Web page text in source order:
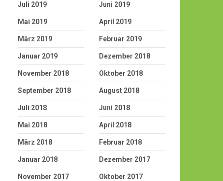
Juli 2019 Juni 2019
Mai 2019 April 2019
März 2019 Februar 2019
Januar 2019 Dezember 2018
November 2018 Oktober 2018
September 2018 August 2018
Juli 2018 Juni 2018
Mai 2018 April 2018
März 2018 Februar 2018
Januar 2018 Dezember 2017
November 2017 Oktober 2017